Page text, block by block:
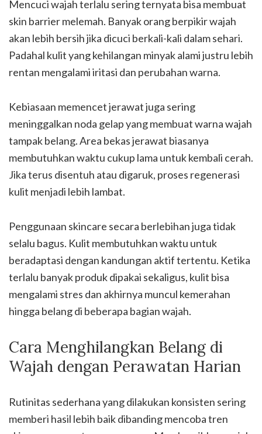
Mencuci wajah terlalu sering ternyata bisa membuat
skin barrier melemah. Banyak orang berpikir wajah
akan lebih bersih jika dicuci berkali-kali dalam sehari.
Padahal kulit yang kehilangan minyak alami justru lebih
rentan mengalami iritasi dan perubahan warna.
Kebiasaan memencet jerawat juga sering
meninggalkan noda gelap yang membuat warna wajah
tampak belang. Area bekas jerawat biasanya
membutuhkan waktu cukup lama untuk kembali cerah.
Jika terus disentuh atau digaruk, proses regenerasi
kulit menjadi lebih lambat.
Penggunaan skincare secara berlebihan juga tidak
selalu bagus. Kulit membutuhkan waktu untuk
beradaptasi dengan kandungan aktif tertentu. Ketika
terlalu banyak produk dipakai sekaligus, kulit bisa
mengalami stres dan akhirnya muncul kemerahan
hingga belang di beberapa bagian wajah.
Cara Menghilangkan Belang di
Wajah dengan Perawatan Harian
Rutinitas sederhana yang dilakukan konsisten sering
memberi hasil lebih baik dibanding mencoba tren